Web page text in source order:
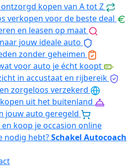
kopen van A tot Z
verkopen voor de beste deal
en leasen op maat
jouw ideale auto
zonder geheimen
voor auto je écht koopt
in accustaat en rijbereik
zorgeloos verzekerd
uit het buitenland
jouw auto geregeld
koop je occasion online
nodig hebt?Schakel Autocoach